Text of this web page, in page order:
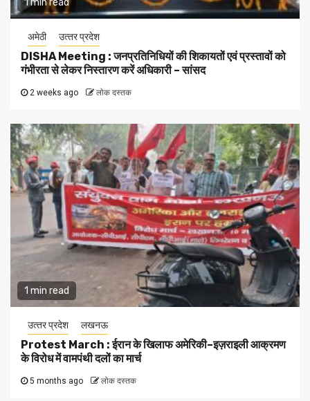
1 min read
अमेठी उत्‍तर प्रदेश
DISHA Meeting : जनप्रतिनिधियों की शिकायतों एवं प्रस्तावों को
गंभीरता से लेकर निस्तारण करें अधिकारी – सांसद
2 weeks ago लोक दस्तक
1 min read
उत्‍तर प्रदेश लखनऊ
Protest March : ईरान के खिलाफ अमेरिकी–इज़राइली आक्रमण
के विरोध में वामपंथी दलों का मार्च
5 months ago लोक दस्तक